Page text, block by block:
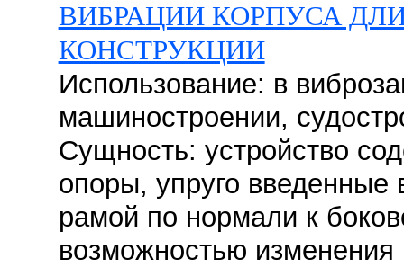
ВИБРАЦИИ КОРПУСА
КОНСТРУКЦИИ
Использование: в
машиностроении,
Сущность: устройство
опоры, упруго введенные
рамой по нормали к
возможностью изменения